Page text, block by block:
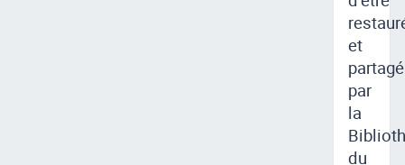
et
partagé
par
la
du